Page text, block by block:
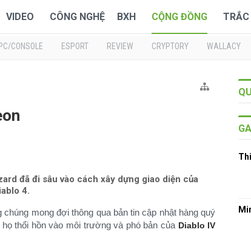
VIDEO CÔNG NGHỆ BXH CỘNG ĐỒNG TRẮC
PC/CONSOLE ESPORT REVIEW CRYPTORY WALLACY
đã đi sâu vào cách xây dựng giao diện của
4.
mong đợi thông qua bản tin cập nhật hàng quý
thổi hồn vào môi trường và phó bản của Diablo IV